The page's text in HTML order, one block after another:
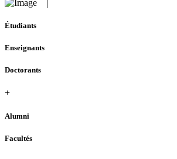
Étudiants
Enseignants
Doctorants
+
Alumni
Facultés